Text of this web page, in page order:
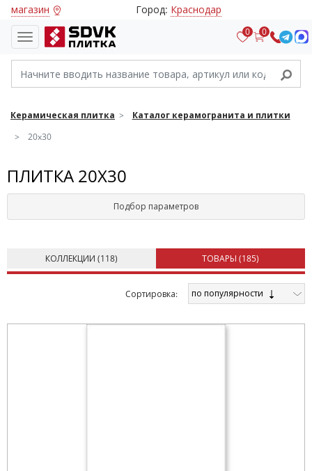
магазин Город: Краснодар
0 0
Керамическая плитка
Каталог керамогранита и плитки
20x30
ПЛИТКА 20X30
Подбор параметров
КОЛЛЕКЦИИ (118) ТОВАРЫ (185)
Cортировка: по популярности